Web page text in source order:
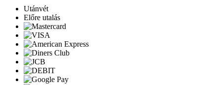
Utánvét
Előre utalás